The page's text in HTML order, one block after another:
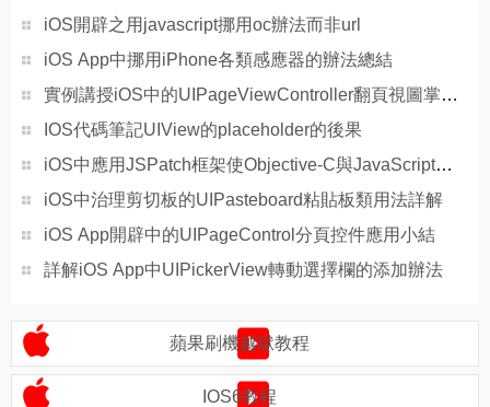
iOS開辟之用javascript挪用oc辦法而非url
iOS App中挪用iPhone各類感應器的辦法總結
實例講授iOS中的UIPageViewController翻頁視圖掌握器
IOS代碼筆記UIView的placeholder的後果
iOS中應用JSPatch框架使Objective-C與JavaScript代碼交互
iOS中治理剪切板的UIPasteboard粘貼板類用法詳解
iOS App開辟中的UIPageControl分頁控件應用小結
詳解iOS App中UIPickerView轉動選擇欄的添加辦法
蘋果刷機越獄教程
IOS6教程